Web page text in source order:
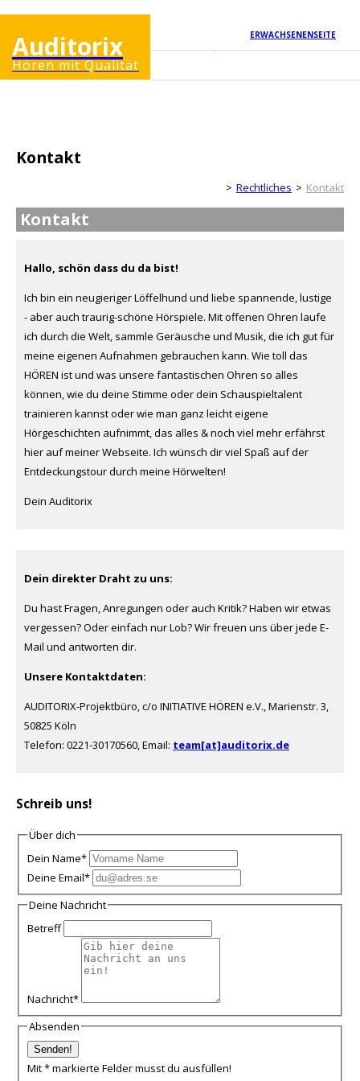
ERWACHSENENSEITE
Auditorix
Hören mit Qualität
Kontakt
KinderseiteRechtliches Kontakt
Kontakt
Hallo, schön dass du da bist!
Ich bin ein neugieriger Löffelhund und liebe spannende, lustige
- aber auch traurig-schöne Hörspiele. Mit offenen Ohren laufe
ich durch die Welt, sammle Geräusche und Musik, die ich gut für
meine eigenen Aufnahmen gebrauchen kann. Wie toll das
HÖREN ist und was unsere fantastischen Ohren so alles
können, wie du deine Stimme oder dein Schauspieltalent
trainieren kannst oder wie man ganz leicht eigene
Hörgeschichten aufnimmt, das alles & noch viel mehr erfährst
hier auf meiner Webseite. Ich wünsch dir viel Spaß auf der
Entdeckungstour durch meine Hörwelten!
Dein Auditorix
Dein direkter Draht zu uns:
Du hast Fragen, Anregungen oder auch Kritik? Haben wir etwas
vergessen? Oder einfach nur Lob? Wir freuen uns über jede E-
Mail und antworten dir.
Unsere Kontaktdaten:
AUDITORIX-Projektbüro, c/o INITIATIVE HÖREN e.V., Marienstr. 3,
50825 Köln
Telefon: 0221-30170560, Email: team[at]auditorix.de
Schreib uns!
Über dich
Dein Name*
Deine Email*
Deine Nachricht
Betreff
Nachricht*
Absenden
Mit * markierte Felder musst du ausfüllen!